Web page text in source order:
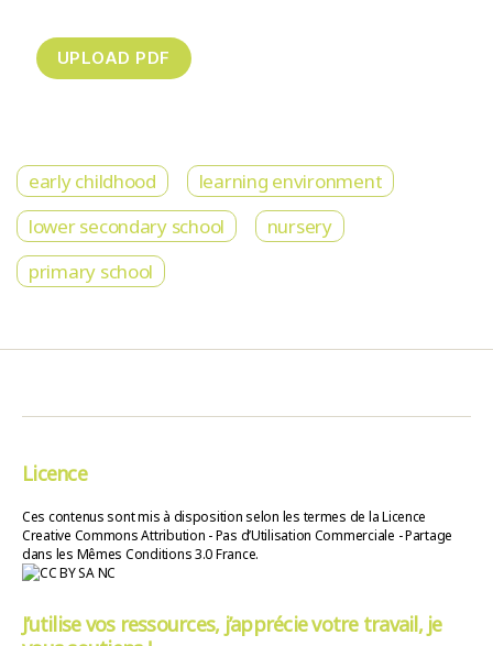
early childhood
learning environment
lower secondary school
nursery
primary school
Licence
Ces contenus sont mis à disposition selon les termes de la Licence
Creative Commons Attribution - Pas d’Utilisation Commerciale - Partage
dans les Mêmes Conditions 3.0 France.
J’utilise vos ressources, j’apprécie votre travail, je